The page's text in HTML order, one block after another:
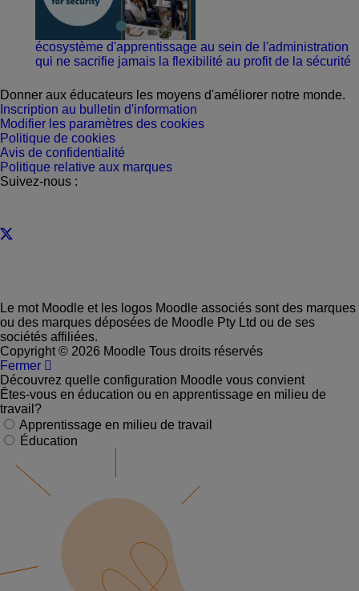
écosystème d'apprentissage au sein de l'administration
qui ne sacrifie jamais la flexibilité au profit de la sécurité
Donner aux éducateurs les moyens d'améliorer notre monde.
Inscription au bulletin d'information
Modifier les paramètres des cookies
Politique de cookies
Avis de confidentialité
Politique relative aux marques
Suivez-nous :
Le mot Moodle et les logos Moodle associés sont des marques
ou des marques déposées de Moodle Pty Ltd ou de ses
sociétés affiliées.
Copyright © 2026 Moodle Tous droits réservés
Fermer
Découvrez quelle configuration Moodle vous convient
Êtes-vous en éducation ou en apprentissage en milieu de
travail?
Apprentissage en milieu de travail
Éducation